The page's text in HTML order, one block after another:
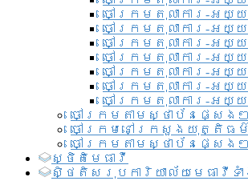
ចៅក្រមតុលាការ-អយ្យ
ចៅក្រមតុលាការ-អយ្យ
ចៅក្រមតុលាការ-អយ្
ចៅក្រមតុលាការ-អយ្យ
ចៅក្រមតុលាការ-អយ្
ចៅក្រមតុលាការ-អ
ចៅក្រមតុលាការ-អយ្យ
ចៅក្រមតាមស្ថាប័នផ្សេងៗ
ចៅក្រមនៅក្រសួងយុត្តិធម៌
ចៅក្រមតាមស្ថាប័នផ្សេងៗ
ស្ថិតិមេធាវី
សិ្ថតិសរុបការិយាល័យមេធាវីទ